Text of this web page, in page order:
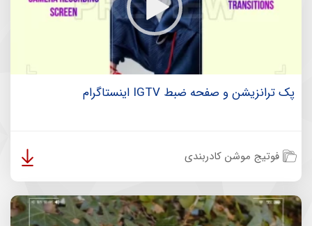
پک ترانزیشن و صفحه ضبط IGTV اینستاگرام
فوتیج موشن کادربندی